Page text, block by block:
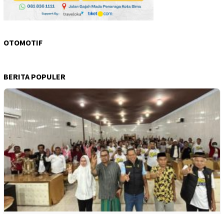
OTOMOTIF
BERITA POPULER